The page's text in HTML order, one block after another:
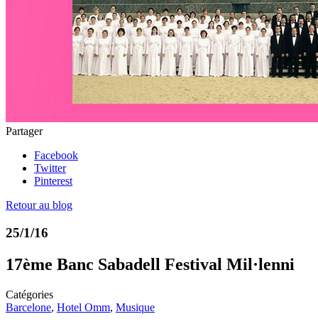
Partager
Facebook
Twitter
Pinterest
Retour au blog
25/1/16
17ème Banc Sabadell Festival Mil·lenni
Catégories
Barcelone, Hotel Omm, Musique